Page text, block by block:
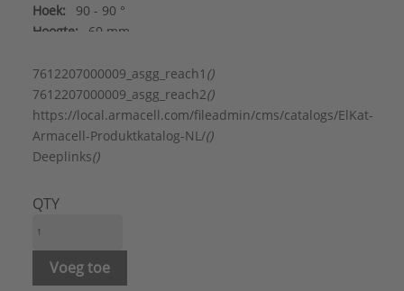
Hoek:
90 - 90 °
Hoogte:
60 mm
Materiaal: Kunststof
Materiaalkwaliteit: Polyvinylchloride (PVC)
Merk: Armacell
Met beschermfolie: Nee
Model: Bovendeel (deksel)
RAL-nummer:
Type:
Serie:
7612207000009_asgg_reach1 ()
7612207000009_asgg_reach2()
https://local.armacell.com/fileadmin/cms/catalogs/ElKat-
Armacell-Produktkatalog-NL/()
Deeplinks()
QTY
Voeg toe